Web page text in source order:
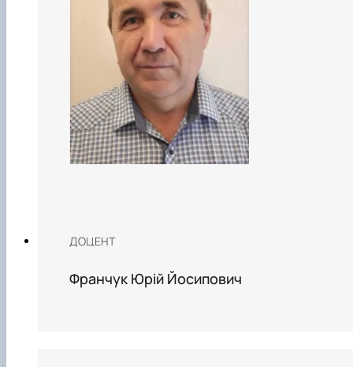
ДОЦЕНТ
Франчук Юрій Йосипович